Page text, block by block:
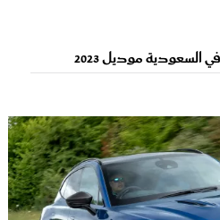
السعودية موديل 2023